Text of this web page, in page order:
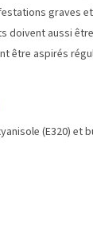
graves
doivent aussi
être aspirés
(E320) et